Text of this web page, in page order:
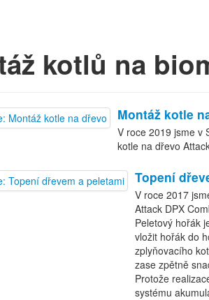
kotlů na
Montáž kotle
V roce 2019 jsme v
kotle na dřevo
Topení
V roce 2017
Attack DPX
Peletový hořák
vložit hořák do
zplyňovacího
zase zpětně
Protože
systému